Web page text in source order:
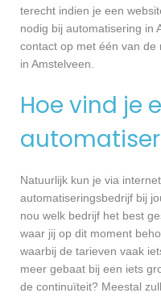
terecht indien je een
nodig bij automatisering in
contact op met één van de
in Amstelveen.
Hoe vind je
Natuurlijk kun je via
automatiseringsbedrijf bij
nou welk bedrijf het best
waar jij op dit moment
waarbij de tarieven vaak
meer gebaat bij een iets
de continuïteit? Meestal